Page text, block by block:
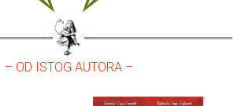
– OD ISTOG AUTORA –